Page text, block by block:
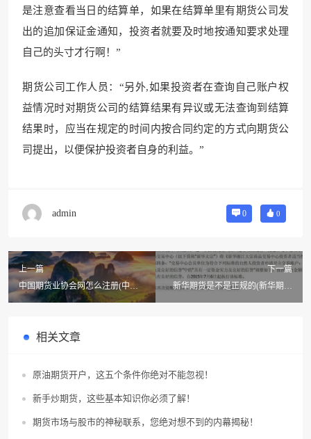
是注意查看当日的结算单，如果在结算单里有期货公司发
出的追加保证金通知，投资者就要及时地按通知要求处理
自己的头寸才行啊！”
期货公司工作人员：“另外,如果投资者在查询自己账户权
益情况时对期货公司的结算结果有异议或无法查询到结算
结果时，应当在规定的时间内按合同约定的方式向期货公
司提出，以便保护投资者自身的利益。”
admin 0 0
上一篇
中国期货业协会网怎么注册(中国
期货业协会怎么样)
下一篇
新华期货是不是正规的(新华期货
相关文章
原油期货开户，这五个条件你绝对不能忽视！
新手炒期货，这些基本知识你必须了解！
期货市场与股市的神秘联系，您绝对想不到的内幕揭秘！